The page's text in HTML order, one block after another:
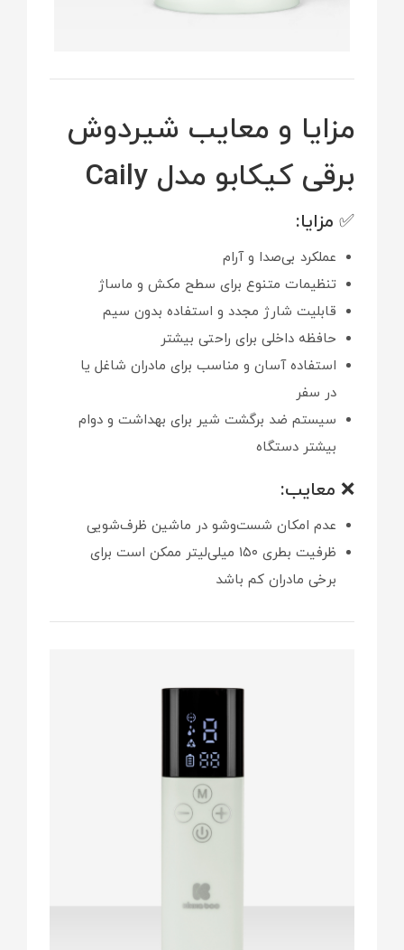
مزایا و معایب شیردوش
برقی کیکابو مدل Caily
✅ مزایا:
عملکرد بی‌صدا و آرام
تنظیمات متنوع برای سطح مکش و ماساژ
قابلیت شارژ مجدد و استفاده بدون سیم
حافظه داخلی برای راحتی بیشتر
استفاده آسان و مناسب برای مادران شاغل یا
در سفر
سیستم ضد برگشت شیر برای بهداشت و دوام
بیشتر دستگاه
❌ معایب:
عدم امکان شست‌وشو در ماشین ظرف‌شویی
ظرفیت بطری ۱۵۰ میلی‌لیتر ممکن است برای
برخی مادران کم باشد